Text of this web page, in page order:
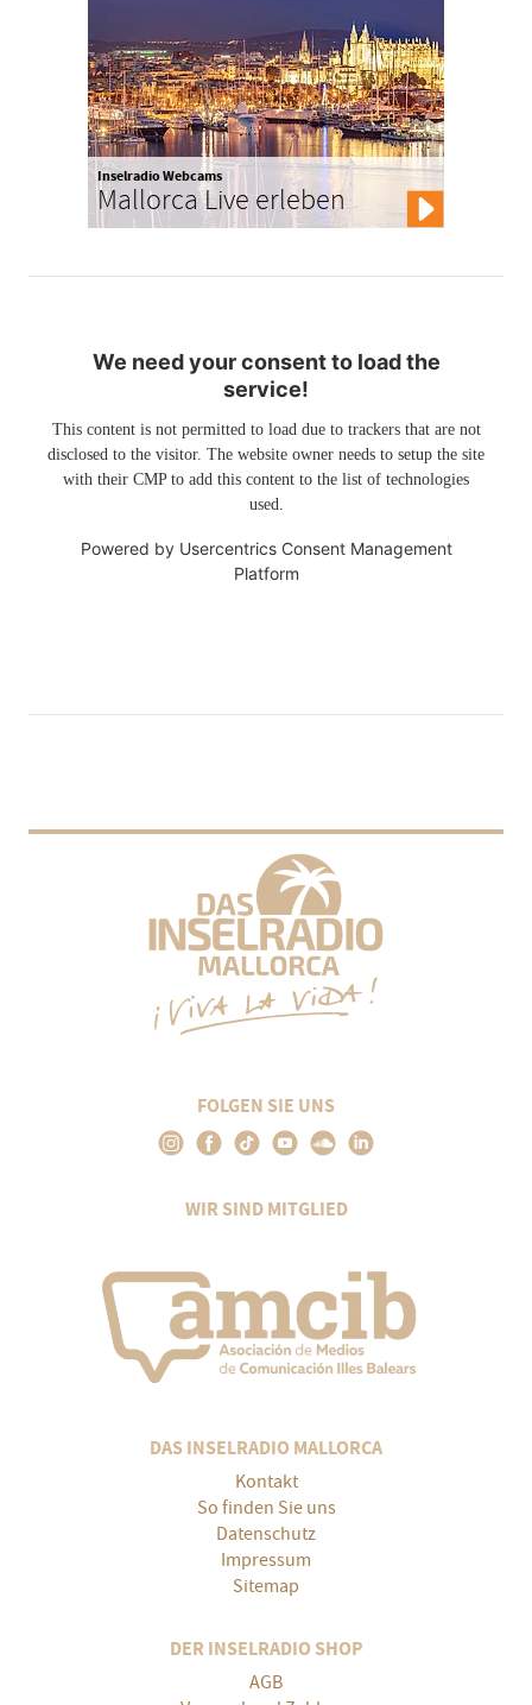
Inselradio Webcams
Mallorca Live erleben
We need your consent to load the
service!
This content is not permitted to load due to trackers that are not
disclosed to the visitor. The website owner needs to setup the site
with their CMP to add this content to the list of technologies
used.
Powered by Usercentrics Consent Management
Platform
FOLGEN SIE UNS
WIR SIND MITGLIED
DAS INSELRADIO MALLORCA
Kontakt
So finden Sie uns
Datenschutz
Impressum
Sitemap
DER INSELRADIO SHOP
AGB